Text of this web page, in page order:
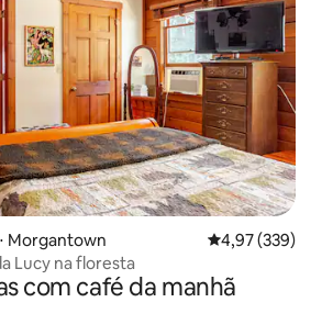
Morgantown 4,97 de uma
4,97 (339)
Lucy na floresta
com café da manhã